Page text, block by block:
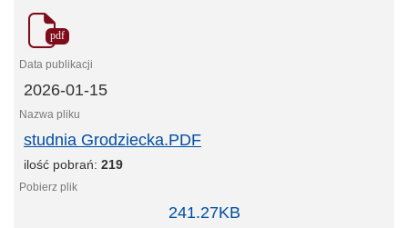
pdf
2026-01-15
studnia Grodziecka.PDF
ilość pobrań: 219
241.27KB